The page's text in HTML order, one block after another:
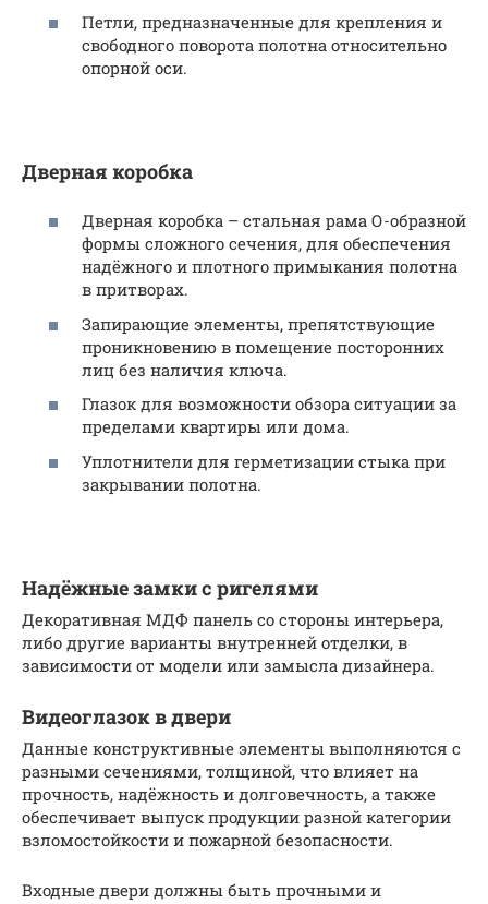
Петли, предназначенные для крепления и
свободного поворота полотна относительно
опорной оси.
Дверная коробка
Дверная коробка – стальная рама О-образной
формы сложного сечения, для обеспечения
надёжного и плотного примыкания полотна
в притворах.
Запирающие элементы, препятствующие
проникновению в помещение посторонних
лиц без наличия ключа.
Глазок для возможности обзора ситуации за
пределами квартиры или дома.
Уплотнители для герметизации стыка при
закрывании полотна.
Надёжные замки с ригелями
Декоративная МДФ панель со стороны интерьера,
либо другие варианты внутренней отделки, в
зависимости от модели или замысла дизайнера.
Видеоглазок в двери
Данные конструктивные элементы выполняются с
разными сечениями, толщиной, что влияет на
прочность, надёжность и долговечность, а также
обеспечивает выпуск продукции разной категории
взломостойкости и пожарной безопасности.
Входные двери должны быть прочными и